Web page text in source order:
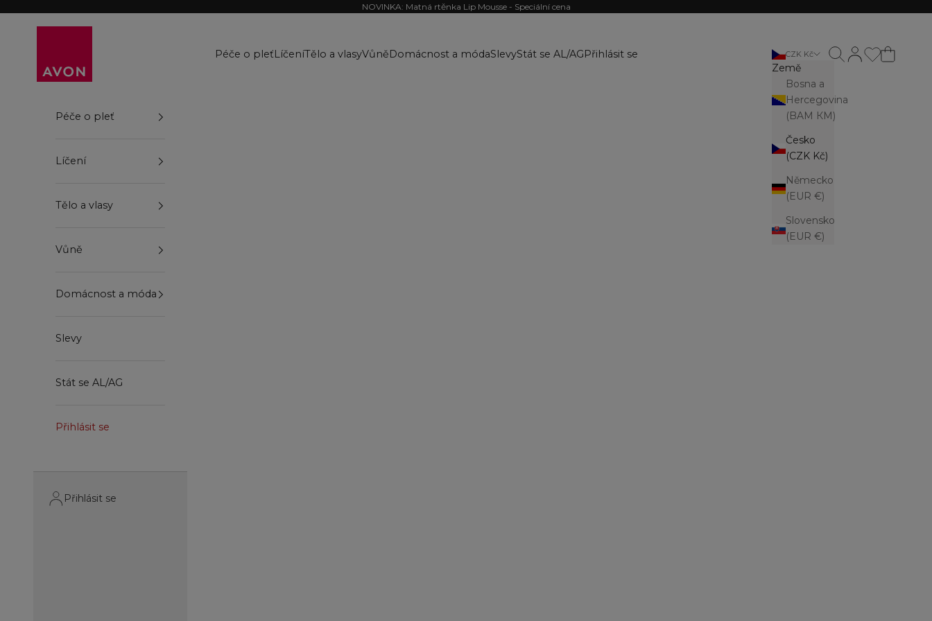
NOVINKA: Matná rtěnka Lip Mousse - Speciální cena
Péče o pleťLíčeníTělo a vlasyVůněDomácnost a módaSlevyStát se AL/AGPřihlásit se CZK Kč
Země
Bosna a
Hercegovina
(BAM КМ)
Česko
(CZK Kč)
Německo
(EUR €)
Slovensko
(EUR €)
Otevřít stránku
Otevřít vyhledávání
Péče o pleť
Líčení
Tělo a vlasy
Vůně
Domácnost a móda
Slevy
Stát se AL/AG
Přihlásit se
Přihlásit se